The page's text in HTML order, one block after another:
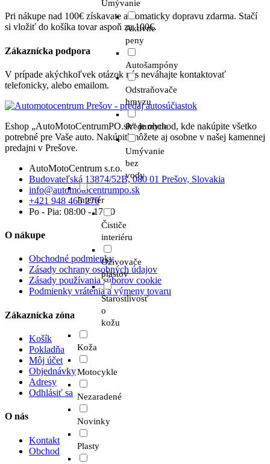
Umývanie
Aktívne
peny
Autošampóny
Odstraňovače
hmyzu
Predumytie
Umývanie
bez
vody
Interiér
Čističe
interiéru
Oživovače
plastov
Starostlivosť
o
kožu
Koža
Motocykle
Nezaradené
Novinky
Plasty
Pri nákupe nad 100€ získavate automaticky dopravu zdarma. Stačí
si vložiť do košíka tovar aspoň za 100€.
Zákaznícka podpora
V prípade akýchkoľvek otázok nás neváhajte kontaktovať
telefonicky, alebo emailom.
Eshop „AutoMotoCentrumPO.sk“ je obchod, kde nakúpite všetko
potrebné pre Vaše auto. Nakúpiť môžete aj osobne v našej kamennej
predajni v Prešove.
AutoMotoCentrum s.r.o.
Budovateľská 13874/52B, 080 01 Prešov, Slovakia
info@automotocentrumpo.sk
+421 948 465 270
Po - Pia: 08:00 - 17:00
O nákupe
Obchodné podmienky
Zásady ochrany osobných údajov
Zásady používania súborov cookie
Podmienky vrátenia a výmeny tovaru
Zákaznícka zóna
Košík
Pokladňa
Môj účet
Objednávky
Adresy
Odhlásiť sa
O nás
Kontakt
Obchod